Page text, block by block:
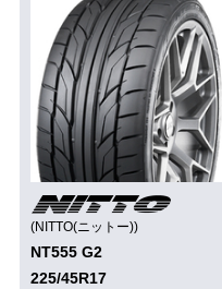
(NITTO(ニットー))
NT555 G2
225/45R17